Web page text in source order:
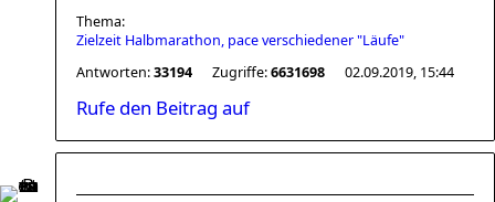
Thema:
Zielzeit Halbmarathon, pace verschiedener "Läufe"
Antworten:33194 Zugriffe:6631698 02.09.2019, 15:44
Rufe den Beitrag auf